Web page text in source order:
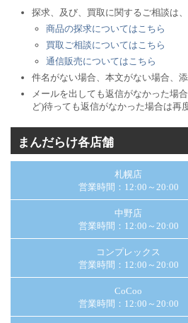
探求、及び、買取に関するご相談は
商品の探求についてはこちら
買取ご相談についてはこちら
通信販売についてはこちら
件名がない場合、本文がない場合、
メールを出しても返信がなかった場
ど)待っても返信がなかった場合は再
まんだらけ各店舗
札幌店
営業時間：12:00～20:00
中野店
営業時間：12:00～20:00
コンプレックス
営業時間：12:00～20:00
CoCoo
営業時間：12:00～20:00